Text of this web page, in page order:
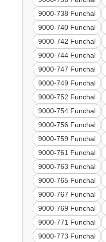
9000-738 Funchal
9000-740 Funchal
9000-742 Funchal
9000-744 Funchal
9000-747 Funchal
9000-749 Funchal
9000-752 Funchal
9000-754 Funchal
9000-756 Funchal
9000-759 Funchal
9000-761 Funchal
9000-763 Funchal
9000-765 Funchal
9000-767 Funchal
9000-769 Funchal
9000-771 Funchal
9000-773 Funchal